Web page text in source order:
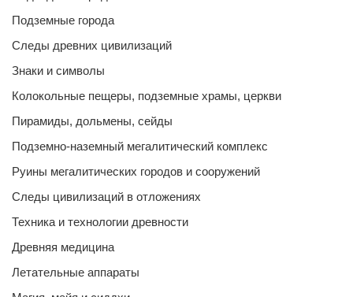
Подземные города
Следы древних цивилизаций
Знаки и символы
Колокольные пещеры, подземные храмы, церкви
Пирамиды, дольмены, сейды
Подземно-наземный мегалитический комплекс
Руины мегалитических городов и сооружений
Следы цивилизаций в отложениях
Техника и технологии древности
Древняя медицина
Летательные аппараты